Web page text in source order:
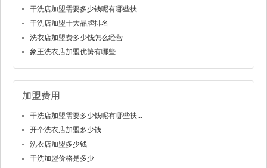
干洗店加盟需要多少钱呢有哪些扶...
干洗店加盟十大品牌排名
洗衣店加盟费多少钱怎么经营
象王洗衣店加盟优势有哪些
加盟费用
干洗店加盟需要多少钱呢有哪些扶...
开个洗衣店加盟多少钱
洗衣店加盟多少钱
干洗加盟价格是多少